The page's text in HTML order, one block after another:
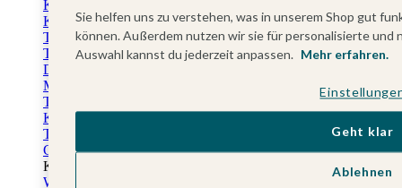
Kerzen Erstkommunion
Kartenbox Erstkommunion
Taufkarten
Taufeinladungen
Dankeskarten Taufe
Menükarten Taufe
Tischkarten Taufe
Kirchenheft Taufe
Taufkerzen
Gästebuch Taufe
Kartenbox Taufe
Willkommensschilder Taufe
Sie helfen uns zu verstehen, was in unserem Shop gut
können. Außerdem nutzen wir sie für personalisierte
Auswahl kannst du jederzeit anpassen. Mehr erfahren.
Ablehnen
Geht klar